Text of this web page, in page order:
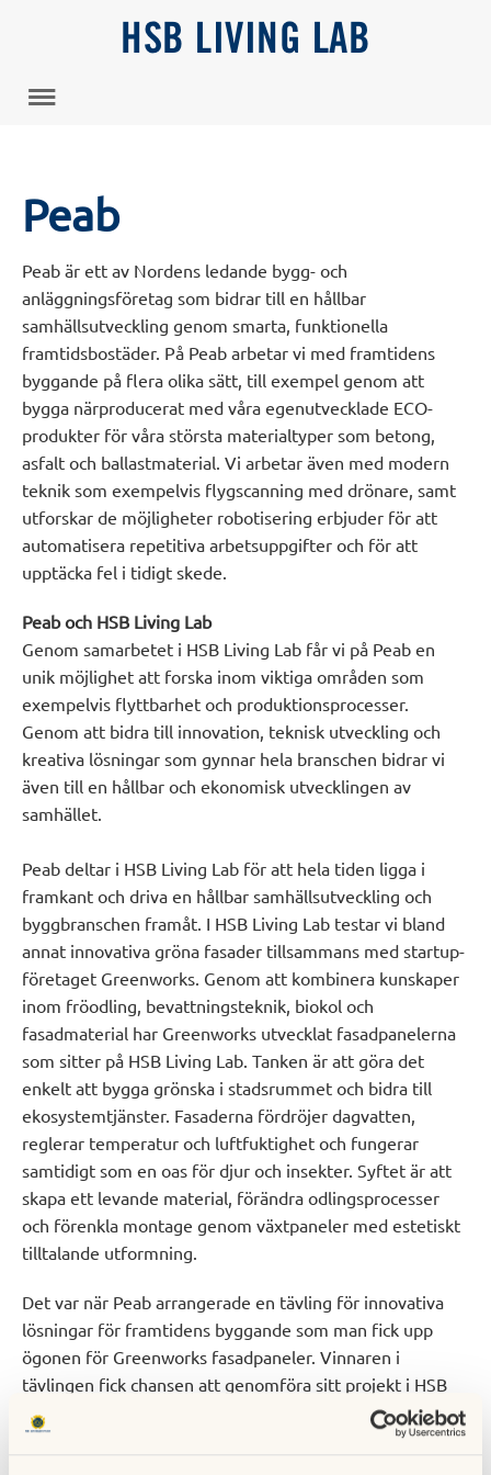
HSB LIVING LAB
Peab
Peab är ett av Nordens ledande bygg- och
anläggningsföretag som bidrar till en hållbar
samhällsutveckling genom smarta, funktionella
framtidsbostäder. På Peab arbetar vi med framtidens
byggande på flera olika sätt, till exempel genom att
bygga närproducerat med våra egenutvecklade ECO-
produkter för våra största materialtyper som betong,
asfalt och ballastmaterial. Vi arbetar även med modern
teknik som exempelvis flygscanning med drönare, samt
utforskar de möjligheter robotisering erbjuder för att
automatisera repetitiva arbetsuppgifter och för att
upptäcka fel i tidigt skede.
Peab och HSB Living Lab
Genom samarbetet i HSB Living Lab får vi på Peab en
unik möjlighet att forska inom viktiga områden som
exempelvis flyttbarhet och produktionsprocesser.
Genom att bidra till innovation, teknisk utveckling och
kreativa lösningar som gynnar hela branschen bidrar vi
även till en hållbar och ekonomisk utvecklingen av
samhället.
Peab deltar i HSB Living Lab för att hela tiden ligga i
framkant och driva en hållbar samhällsutveckling och
byggbranschen framåt. I HSB Living Lab testar vi bland
annat innovativa gröna fasader tillsammans med startup-
företaget Greenworks. Genom att kombinera kunskaper
inom fröodling, bevattningsteknik, biokol och
fasadmaterial har Greenworks utvecklat fasadpanelerna
som sitter på HSB Living Lab. Tanken är att göra det
enkelt att bygga grönska i stadsrummet och bidra till
ekosystemtjänster. Fasaderna fördröjer dagvatten,
reglerar temperatur och luftfuktighet och fungerar
samtidigt som en oas för djur och insekter. Syftet är att
skapa ett levande material, förändra odlingsprocesser
och förenkla montage genom växtpaneler med estetiskt
tilltalande utformning.
Det var när Peab arrangerade en tävling för innovativa
lösningar för framtidens byggande som man fick upp
ögonen för Greenworks fasadpaneler. Vinnaren i
tävlingen fick chansen att genomföra sitt projekt i HSB
Living Lab, och Greenworks var redo att sätta i gång
direkt när det stod klart att de vunnit.